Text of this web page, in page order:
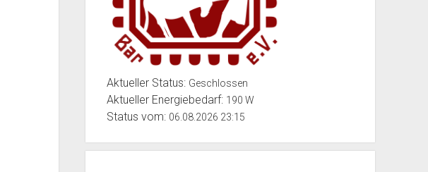
Aktueller Status: Geschlossen
Aktueller Energiebedarf: 190 W
Status vom: 06.08.2026 23:15